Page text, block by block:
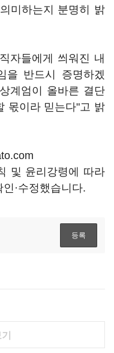
미하는지 분명히 밝
자들에게 씌워진 내
을 반드시 증명하겠
계엄이 올바른 결단
몫이라 믿는다"고 밝
및 윤리강령에 따라
·수정했습니다.